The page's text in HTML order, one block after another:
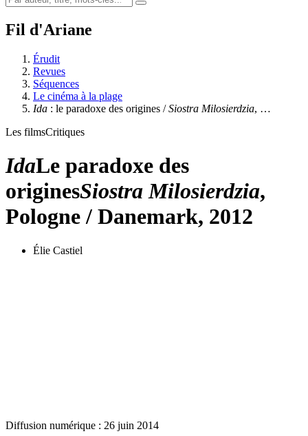
Fil d'Ariane
Érudit
Revues
Séquences
Le cinéma à la plage
Ida : le paradoxe des origines /Siostra Milosierdzia, …
Les filmsCritiques
IdaLe paradoxe des
originesSiostra Milosierdzia,
Pologne / Danemark, 2012
Élie Castiel
Diffusion numérique : 26 juin 2014